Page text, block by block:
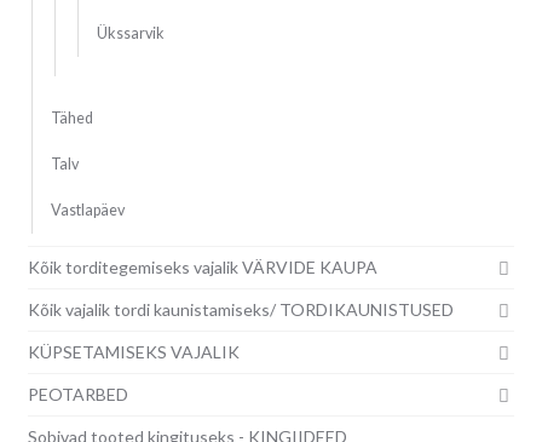
Ükssarvik
Tähed
Talv
Vastlapäev
Kõik torditegemiseks vajalik VÄRVIDE KAUPA
Kõik vajalik tordi kaunistamiseks/ TORDIKAUNISTUSED
KÜPSETAMISEKS VAJALIK
PEOTARBED
Sobivad tooted kingituseks - KINGIIDEED